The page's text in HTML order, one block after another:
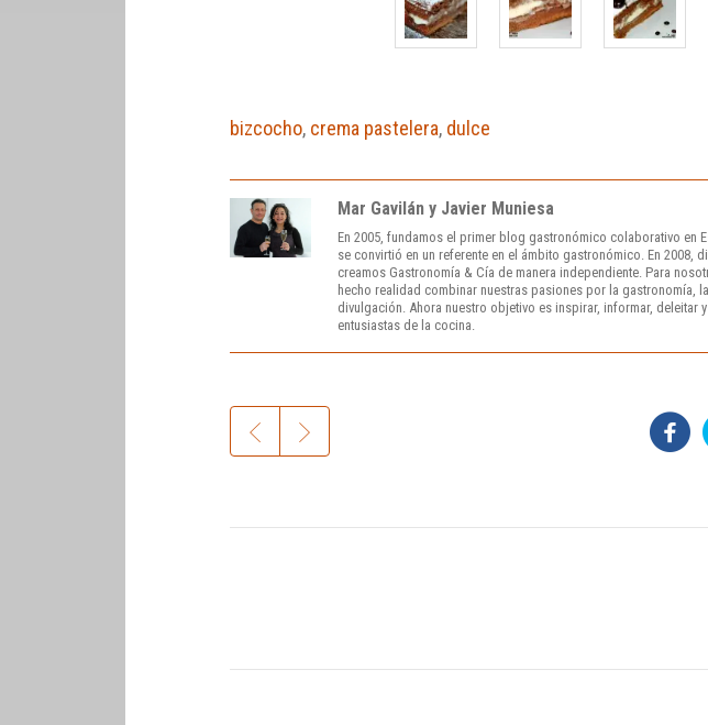
bizcocho, crema pastelera, dulce
Mar Gavilán y Javier Muniesa
En 2005, fundamos el primer blog gastronómico colaborativo en
se convirtió en un referente en el ámbito gastronómico. En 2008,
creamos Gastronomía & Cía de manera independiente. Para
hecho realidad combinar nuestras pasiones por la gastronomía,
divulgación. Ahora nuestro objetivo es inspirar, informar, deleitar
entusiastas de la cocina.